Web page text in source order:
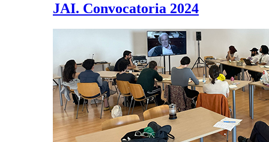
JAI. Convocatoria 2024